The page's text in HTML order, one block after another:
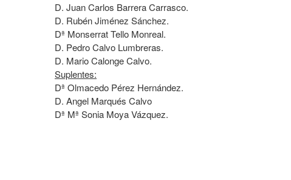
D. Juan Carlos Barrera Carrasco.
D. Rubén Jiménez Sánchez.
Dª Monserrat Tello Monreal.
D. Pedro Calvo Lumbreras.
D. Mario Calonge Calvo.
Suplentes:
Dª Olmacedo Pérez Hernández.
D. Angel Marqués Calvo
Dª Mª Sonia Moya Vázquez.